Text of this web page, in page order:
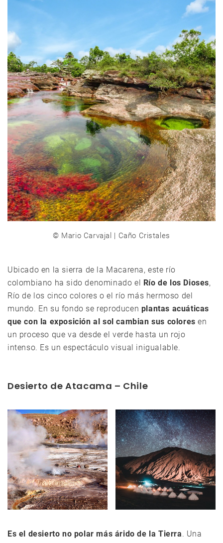
© Mario Carvajal | Caño Cristales
Ubicado en la sierra de la Macarena, este río
colombiano ha sido denominado el Río de los Dioses,
Río de los cinco colores o el río más hermoso del
mundo. En su fondo se reproducen plantas acuáticas
que con la exposición al sol cambian sus colores en
un proceso que va desde el verde hasta un rojo
intenso. Es un espectáculo visual inigualable.
Desierto de Atacama – Chile
Es el desierto no polar más árido de la Tierra. Una